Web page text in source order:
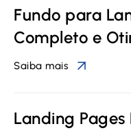
Fundo para
Completo e
Saiba mais
Landing Pages